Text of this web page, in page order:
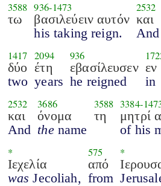
3588
τω
936-1473
βασιλεύειν αυτόν
his taking reign.
2532
και
And
1417
δύο
two
2094
έτη
years
936
εβασίλευσεν
he reigned
εν
in
2532
και
And
3686
όνομα
thename
3588
τη
3384-
μητρί
of his
*
Ιεχελία
was Jecoliah,
575
από
from
*